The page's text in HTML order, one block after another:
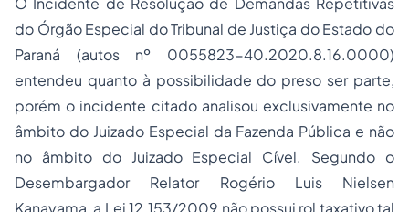
do Órgão Especial do Tribunal de Justiça do Estado do
Paraná (autos nº 0055823-40.2020.8.16.0000)
entendeu quanto à possibilidade do preso ser parte,
porém o incidente citado analisou exclusivamente no
âmbito do Juizado Especial da Fazenda Pública e não
no âmbito do Juizado Especial Cível. Segundo o
Desembargador Relator Rogério Luis Nielsen
Kanayama, a Lei 12.153/2009 não possui rol taxativo tal